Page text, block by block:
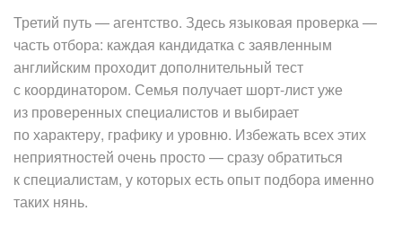
Третий путь — агентство. Здесь языковая проверка —
часть отбора: каждая кандидатка с заявленным
английским проходит дополнительный тест
с координатором. Семья получает шорт-лист уже
из проверенных специалистов и выбирает
по характеру, графику и уровню. Избежать всех этих
неприятностей очень просто — сразу обратиться
к специалистам, у которых есть опыт подбора именно
таких нянь.